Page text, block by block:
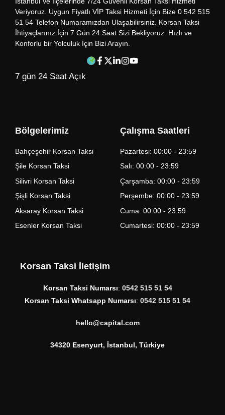
Veriyoruz. Uygun Fiyatlı VİP Taksi Hizmeti İçin Bize 0 542 515
51 54 Telefon Numaramızdan Ulaşabilirsiniz. Korsan Taksi
İhtiyaçlarınız İçin 7 Gün 24 Saat Sizi Bekliyoruz. Hızlı ve
Konforlu bir Yolculuk İçin Bizi Arayın.
7 gün 24 Saat Açık
Bölgelerimiz
Bahçeşehir Korsan Taksi
Şile Korsan Taksi
Silivri Korsan Taksi
Şişli Korsan Taksi
Aksaray Korsan Taksi
Esenler Korsan Taksi
Çalışma Saatleri
Pazartesi: 00:00 - 23:59
Salı: 00:00 - 23:59
Çarşamba: 00:00 - 23:59
Perşembe: 00:00 - 23:59
Cuma: 00:00 - 23:59
Cumartesi: 00:00 - 23:59
Korsan Taksi İletişim
Korsan Taksi Numarsı: 0542 515 51 54
Korsan Taksi Whatsapp Numarsı: 0542 515 51 54
hello@capital.com
34320 Esenyurt, İstanbul, Türkiye